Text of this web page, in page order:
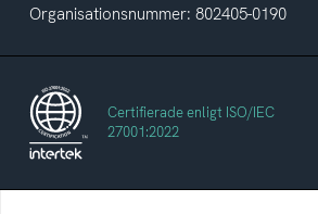
Organisationsnummer: 802405-0190
Certifierade enligt ISO/IEC
27001:2022